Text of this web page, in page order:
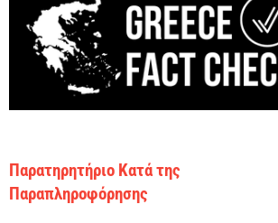
Παρατηρητήριο Κατά της
Παραπληροφόρησης